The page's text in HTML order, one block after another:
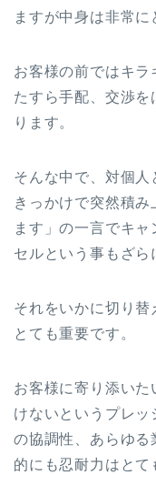
ますが中身は非常に
お客様の前ではキ
たすら手配、交渉
ります。
そんな中で、対個
きっかけで突然積
ます」の一言でキ
セルという事もざら
それをいかに切り
とても重要です。
お客様に寄り添い
けないというプレッ
の協調性、あらゆる
的にも忍耐力はとて